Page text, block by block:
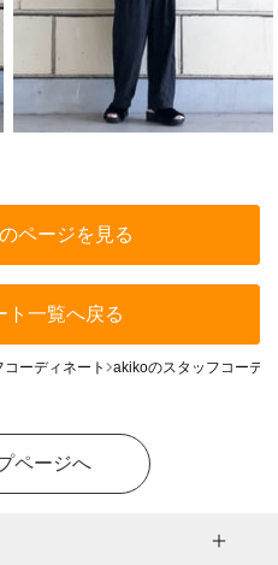
ページを見る
ト一覧へ戻る
コーディネート akikoのスタッフコーデ
ページへ